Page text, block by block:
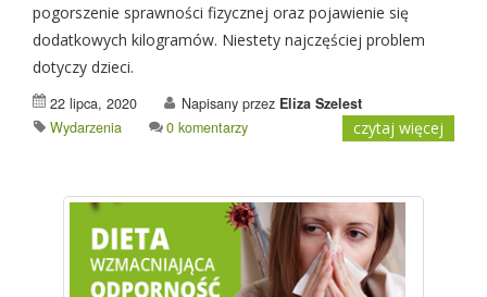
pogorszenie sprawności fizycznej oraz pojawienie się
dodatkowych kilogramów. Niestety najczęściej problem
dotyczy dzieci.
22 lipca, 2020 Napisany przez Eliza Szelest
Wydarzenia
0 komentarzy czytaj więcej